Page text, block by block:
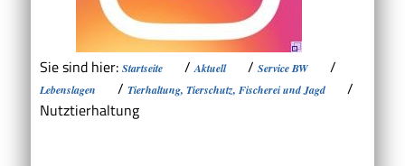
Sie sind hier: Startseite /Aktuell / Service BW /
Lebenslagen / Tierhaltung, Tierschutz, Fischerei und Jagd
/
Nutztierhaltung